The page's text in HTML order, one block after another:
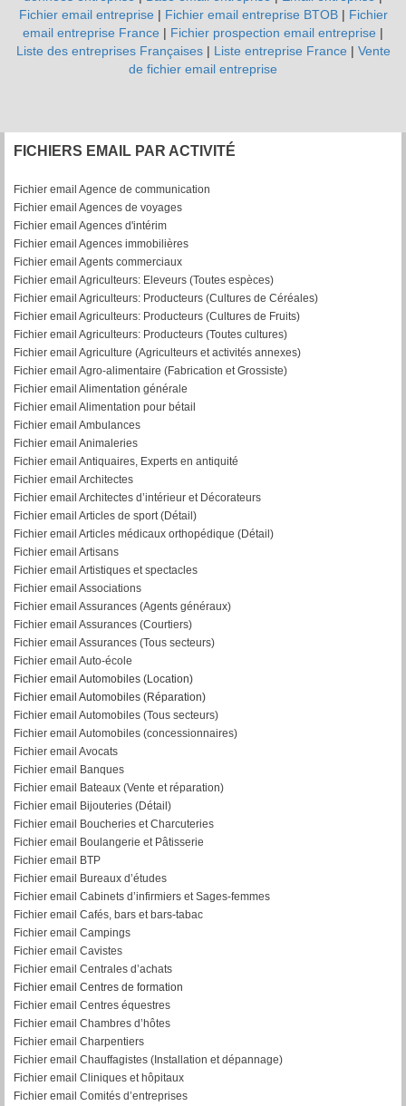
Fichier email entreprise | Fichier email entreprise BTOB| Fichier
email entreprise France | Fichier prospection email entreprise |
Liste des entreprises Françaises| Liste entreprise France | Vente
de fichier email entreprise
FICHIERS EMAIL PAR ACTIVITÉ
Fichier email Agence de communication
Fichier email Agences de voyages
Fichier email Agences d'intérim
Fichier email Agences immobilières
Fichier email Agents commerciaux
Fichier email Agriculteurs: Eleveurs (Toutes espèces)
Fichier email Agriculteurs: Producteurs (Cultures de Céréales)
Fichier email Agriculteurs: Producteurs (Cultures de Fruits)
Fichier email Agriculteurs: Producteurs (Toutes cultures)
Fichier email Agriculture (Agriculteurs et activités annexes)
Fichier email Agro-alimentaire (Fabrication et Grossiste)
Fichier email Alimentation générale
Fichier email Alimentation pour bétail
Fichier email Ambulances
Fichier email Animaleries
Fichier email Antiquaires, Experts en antiquité
Fichier email Architectes
Fichier email Architectes d’intérieur et Décorateurs
Fichier email Articles de sport (Détail)
Fichier email Articles médicaux orthopédique (Détail)
Fichier email Artisans
Fichier email Artistiques et spectacles
Fichier email Associations
Fichier email Assurances (Agents généraux)
Fichier email Assurances (Courtiers)
Fichier email Assurances (Tous secteurs)
Fichier email Auto-école
Fichier email Automobiles (Location)
Fichier email Automobiles (Réparation)
Fichier email Automobiles (Tous secteurs)
Fichier email Automobiles (concessionnaires)
Fichier email Avocats
Fichier email Banques
Fichier email Bateaux (Vente et réparation)
Fichier email Bijouteries (Détail)
Fichier email Boucheries et Charcuteries
Fichier email Boulangerie et Pâtisserie
Fichier email BTP
Fichier email Bureaux d’études
Fichier email Cabinets d’infirmiers et Sages-femmes
Fichier email Cafés, bars et bars-tabac
Fichier email Campings
Fichier email Cavistes
Fichier email Centrales d’achats
Fichier email Centres de formation
Fichier email Centres équestres
Fichier email Chambres d’hôtes
Fichier email Charpentiers
Fichier email Chauffagistes (Installation et dépannage)
Fichier email Cliniques et hôpitaux
Fichier email Comités d’entreprises